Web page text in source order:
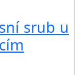
srub u